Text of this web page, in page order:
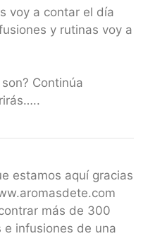
voy a contar el día
y rutinas voy a
Continúa
estamos aquí gracias
más de 300
infusiones de una